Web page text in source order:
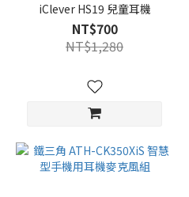
iClever HS19 兒童耳機
NT$700
NT$1,280